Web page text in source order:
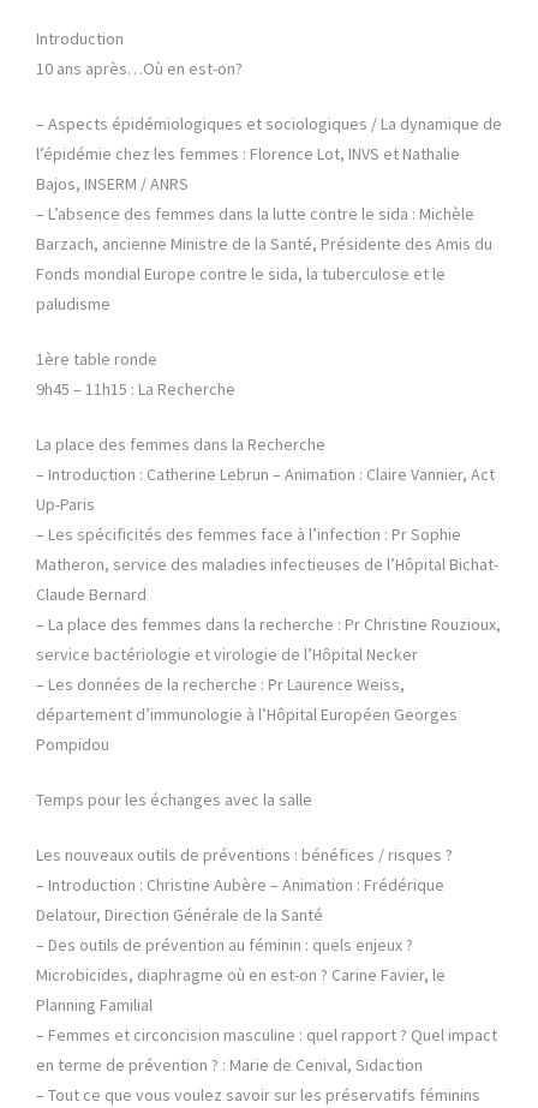
Introduction
10 ans après…Où en est-on?
– Aspects épidémiologiques et sociologiques / La dynamique de
l’épidémie chez les femmes : Florence Lot, INVS et Nathalie
Bajos, INSERM / ANRS
– L’absence des femmes dans la lutte contre le sida : Michèle
Barzach, ancienne Ministre de la Santé, Présidente des Amis du
Fonds mondial Europe contre le sida, la tuberculose et le
paludisme
1ère table ronde
9h45 – 11h15 : La Recherche
La place des femmes dans la Recherche
– Introduction : Catherine Lebrun – Animation : Claire Vannier, Act
Up-Paris
– Les spécificités des femmes face à l’infection : Pr Sophie
Matheron, service des maladies infectieuses de l’Hôpital Bichat-
Claude Bernard
– La place des femmes dans la recherche : Pr Christine Rouzioux,
service bactériologie et virologie de l’Hôpital Necker
– Les données de la recherche : Pr Laurence Weiss,
département d’immunologie à l’Hôpital Européen Georges
Pompidou
Temps pour les échanges avec la salle
Les nouveaux outils de préventions : bénéfices / risques ?
– Introduction : Christine Aubère – Animation : Frédérique
Delatour, Direction Générale de la Santé
– Des outils de prévention au féminin : quels enjeux ?
Microbicides, diaphragme où en est-on ? Carine Favier, le
Planning Familial
– Femmes et circoncision masculine : quel rapport ? Quel impact
en terme de prévention ? : Marie de Cenival, Sidaction
– Tout ce que vous voulez savoir sur les préservatifs féminins